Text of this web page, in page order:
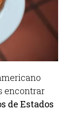
encontrar
de Estados